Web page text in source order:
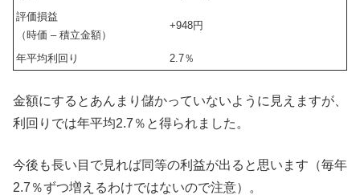
評価損益
（時価 – 積立金額）
+948円
年平均利回り 2.7％
金額にするとあんまり儲かっていないように見えますが、
利回りでは年平均2.7％と得られました。
今後も長い目で見れば同等の利益が出ると思います（毎年
2.7％ずつ増えるわけではないので注意）。